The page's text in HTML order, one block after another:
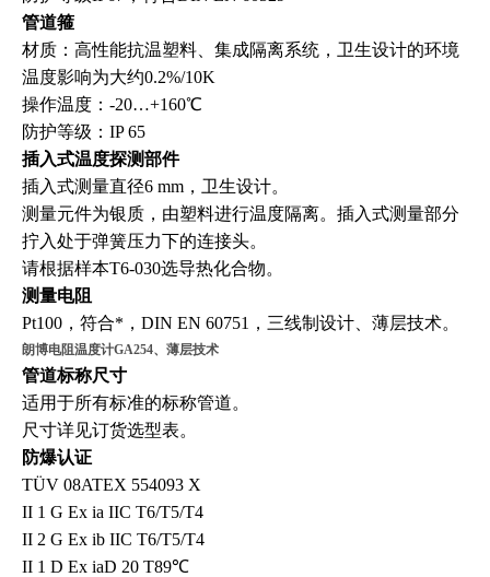
管道箍
材质：高性能抗温塑料、集成隔离系统，卫生设计的环境
温度影响为大约0.2%/10K
操作温度：-20…+160℃
防护等级：IP 65
插入式温度探测部件
插入式测量直径6 mm，卫生设计。
测量元件为银质，由塑料进行温度隔离。插入式测量部分
拧入处于弹簧压力下的连接头。
请根据样本T6-030选导热化合物。
测量电阻
Pt100，符合*，DIN EN 60751，三线制设计、薄层技术。
朗博电阻温度计GA254、薄层技术
管道标称尺寸
适用于所有标准的标称管道。
尺寸详见订货选型表。
防爆认证
TÜV 08ATEX 554093 X
II 1 G Ex ia IIC T6/T5/T4
II 2 G Ex ib IIC T6/T5/T4
II 1 D Ex iaD 20 T89℃